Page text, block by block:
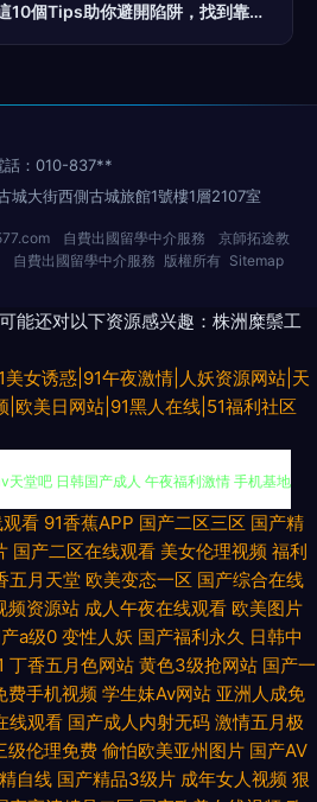
留學中介排名大比拼，這10個Tips助你避開陷阱，找到靠譜自費出國留學服務
話：010-837**
城大街西側古城旅館1號樓1層2107室
自費出國留學中介服務
京師拓途教
自費出國留學中介服務 版權所有 Sitemap
能还对以下资源感兴趣：株洲糜鬃工
女诱惑|91午夜激情|人妖资源网站|天
|欧美日网站|91黑人在线|51福利社区
久草网址国产 人人上人人爱人人草 日韩无
天堂吧 日韩国产成人 午夜福利激情 手机基地
码高清电影 大香蕉伊人毛 男人综合干婷婷
91视频新地址 大香蕉伊人网久久 精品看片
久香蕉精品产品 六月激情澎湃性爱网 jk啪啪
看 91香蕉APP 国产二区三区 国产精
国产二区在线观看 美女伦理视频 福利
五月天堂 欧美变态一区 国产综合在线
频资源站 成人午夜在线观看 欧美图片
a级0 变性人妖 国产福利永久 日韩中
丁香五月色网站 黄色3级抢网站 国产一
费手机视频 学生妹Av网站 亚洲人成免
线观看 国产成人内射无码 激情五月极
级伦理免费 偷怕欧美亚州图片 国产AV
自线 国产精品3级片 成年女人视频 狠